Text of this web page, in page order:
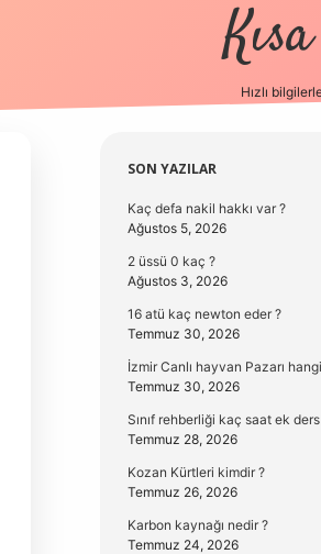
Hızlı
Sidebar
SON YAZILAR
Kaç defa nakil hakkı var ?
Ağustos 5, 2026
2 üssü 0 kaç ?
Ağustos 3, 2026
16 atü kaç newton eder ?
Temmuz 30, 2026
İzmir Canlı hayvan Pazarı
Temmuz 30, 2026
Sınıf rehberliği kaç saat ek ders
Temmuz 28, 2026
Kozan Kürtleri kimdir ?
Temmuz 26, 2026
Karbon kaynağı nedir ?
Temmuz 24, 2026